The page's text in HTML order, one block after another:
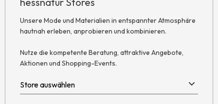
Unsere Mode und Materialien in entspannter Atmosphäre
hautnah erleben, anprobieren und kombinieren.
Nutze die kompetente Beratung, attraktive Angebote,
Aktionen und Shopping-Events.